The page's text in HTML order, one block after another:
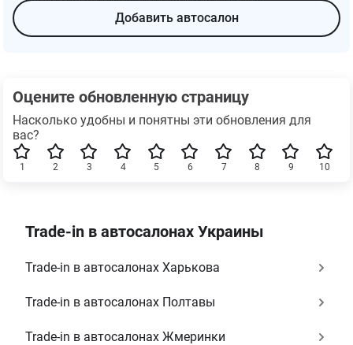
Добавить автосалон
Оцените обновленную страницу
Насколько удобны и понятны эти обновления для
вас?
10
9
8
7
6
5
4
3
2
1
Trade-in в автосалонах Украины
Trade-in в автосалонах Харькова
Trade-in в автосалонах Полтавы
Trade-in в автосалонах Жмеринки